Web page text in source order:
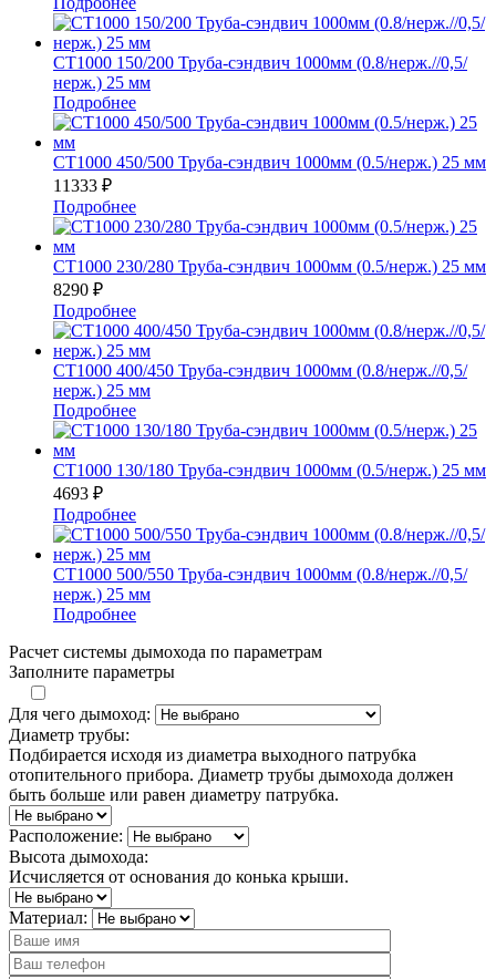
СТ1000 150/200 Труба-сэндвич 1000мм (0.8/нерж.//0,5/
нерж.) 25 мм
Подробнее
СТ1000 450/500 Труба-сэндвич 1000мм (0.5/нерж.) 25 мм
11333 ₽
Подробнее
СТ1000 230/280 Труба-сэндвич 1000мм (0.5/нерж.) 25 мм
8290 ₽
Подробнее
СТ1000 400/450 Труба-сэндвич 1000мм (0.8/нерж.//0,5/
нерж.) 25 мм
Подробнее
СТ1000 130/180 Труба-сэндвич 1000мм (0.5/нерж.) 25 мм
4693 ₽
Подробнее
СТ1000 500/550 Труба-сэндвич 1000мм (0.8/нерж.//0,5/
нерж.) 25 мм
Подробнее
Расчет системы дымохода по параметрам
Заполните параметры
Для чего дымоход:
Диаметр трубы:
Подбирается исходя из диаметра выходного патрубка
отопительного прибора. Диаметр трубы дымохода должен
быть больше или равен диаметру патрубка.
Расположение:
Высота дымохода:
Исчисляется от основания до конька крыши.
Материал: